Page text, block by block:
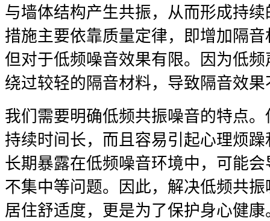
与墙体结构产生共振，从而形成持
措施主要依靠质量定律，即增加隔
但对于低频噪音效果有限。因为低
绕过较轻的隔音材料，导致隔音效果
我们需要明确低频共振噪音的特点
持续时间长，而且容易引起心理烦
长期暴露在低频噪音环境中，可能
不集中等问题。因此，解决低频共
居住舒适度，更是为了保护身心健康